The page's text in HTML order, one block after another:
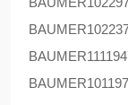
BAUMER
BAUMER
BAUMER